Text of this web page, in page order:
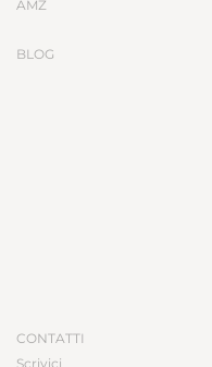
AMZ
BLOG
CONTATTI
Scrivici